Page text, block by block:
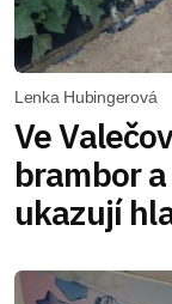
Lenka Hubingerová
Ve
brambor
ukazují